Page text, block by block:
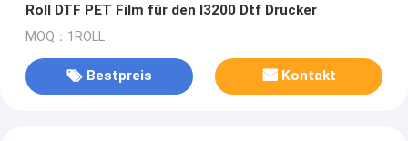
Roll DTF PET Film für den I3200 Dtf Drucker
MOQ：1ROLL
Bestpreis Kontakt